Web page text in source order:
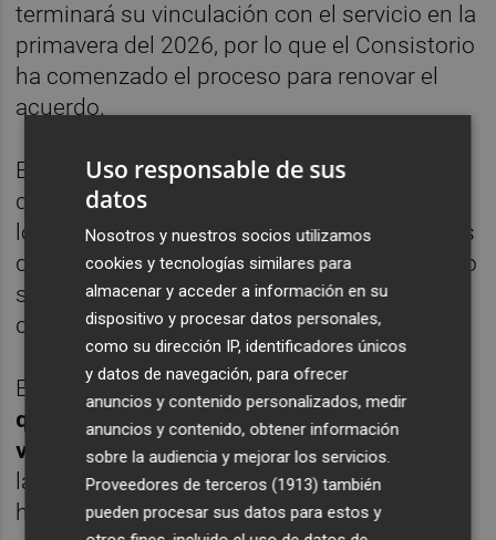
terminará su vinculación con el servicio en la
primavera del 2026, por lo que el Consistorio
ha comenzado el proceso para renovar el
acuerdo.
Este contrato abarcará todos los edificios
que dependan del Ayuntamiento, como son
los cinco centros médicos, los cinco centros
deportivos o los nueve colegios públicos. No
será el caso de los institutos, pues estos
dependen de la Consejería de Educación.
En total,serán 42 los enclaves que tendrán
que ser limpiados por la empresa que salga
vencedora de la licitación, que también será
la encargada de aportar la maquinaria y
herramientas para llevar a cabo los trabajos.
Uso responsable de sus
datos
Nosotros y nuestros socios utilizamos
cookies y tecnologías similares para
almacenar y acceder a información en su
dispositivo y procesar datos personales,
como su dirección IP, identificadores únicos
y datos de navegación, para ofrecer
anuncios y contenido personalizados, medir
anuncios y contenido, obtener información
sobre la audiencia y mejorar los servicios.
Proveedores de terceros (1913) también
pueden procesar sus datos para estos y